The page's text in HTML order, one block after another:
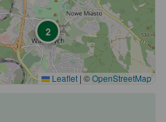
2
Leaflet | ©OpenStreetMap